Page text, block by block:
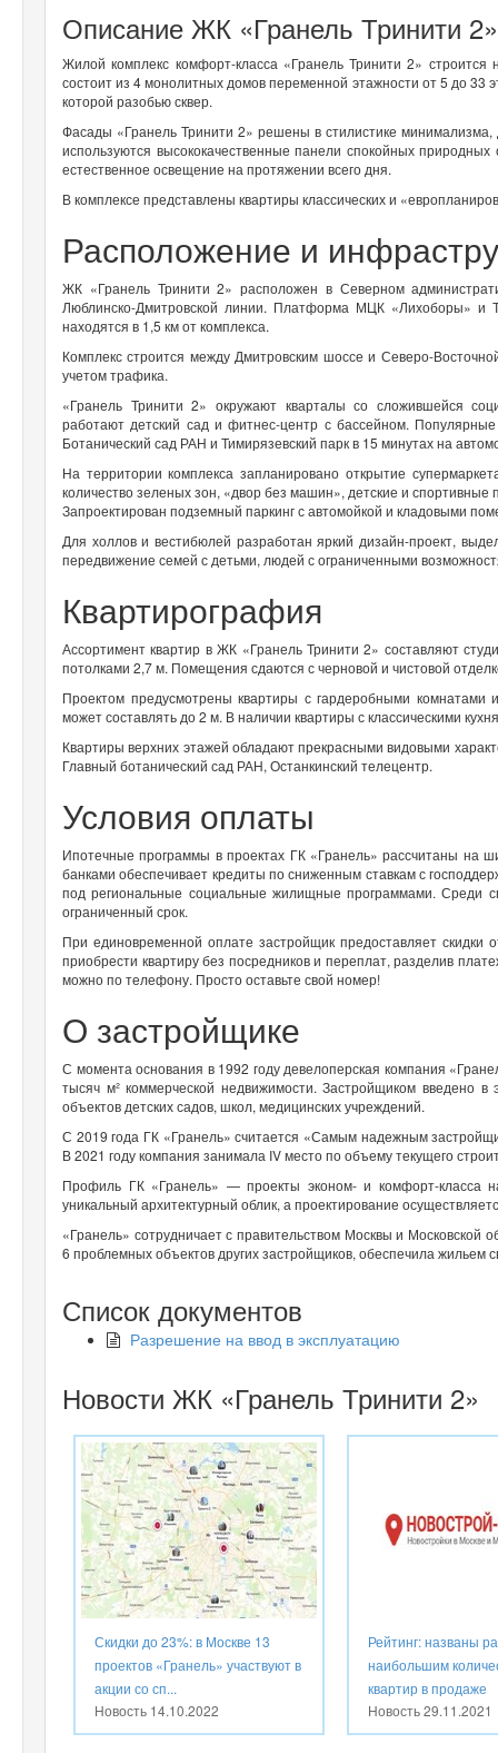
Описание ЖК «Гранель Тринити 2»
Жилой комплекс комфорт-класса «Гранель Тринити 2»
состоит из 4 монолитных домов переменной этажности от 5 до 33
которой разобью сквер.
Фасады «Гранель Тринити 2» решены в стилистике минимализма,
используются высококачественные панели спокойных
естественное освещение на протяжении всего дня.
В комплексе представлены квартиры классических и
Расположение и
ЖК «Гранель Тринити 2» расположен в Северном
Люблинско-Дмитровской линии. Платформа МЦК «Лихоборы»
находятся в 1,5 км от комплекса.
Комплекс строится между Дмитровским шоссе и Северо-
учетом трафика.
«Гранель Тринити 2» окружают кварталы со сложившейся
работают детский сад и фитнес-центр с бассейном.
Ботанический сад РАН и Тимирязевский парк в 15 минутах на
На территории комплекса запланировано открытие
количество зеленых зон, «двор без машин», детские и
Запроектирован подземный паркинг с автомойкой и кладовыми
Для холлов и вестибюлей разработан яркий дизайн-проект,
передвижение семей с детьми, людей с ограниченными
Квартирография
Ассортимент квартир в ЖК «Гранель Тринити 2» составляют
потолками 2,7 м. Помещения сдаются с черновой и чистовой
Проектом предусмотрены квартиры с гардеробными
может составлять до 2 м. В наличии квартиры с классическими
Квартиры верхних этажей обладают прекрасными видовыми
Главный ботанический сад РАН, Останкинский телецентр.
Условия оплаты
Ипотечные программы в проектах ГК «Гранель» рассчитаны на
банками обеспечивает кредиты по сниженным ставкам с
под региональные социальные жилищные программами. Среди
ограниченный срок.
При единовременной оплате застройщик предоставляет скидки
приобрести квартиру без посредников и переплат, разделив
можно по телефону. Просто оставьте свой номер!
О застройщике
С момента основания в 1992 году девелоперская компания
тысяч м² коммерческой недвижимости. Застройщиком
объектов детских садов, школ, медицинских учреждений.
С 2019 года ГК «Гранель» считается «Самым надежным
В 2021 году компания занимала IV место по объему текущего
Профиль ГК «Гранель» — проекты эконом- и комфорт-класса
уникальный архитектурный облик, а проектирование
«Гранель» сотрудничает с правительством Москвы и
6 проблемных объектов других застройщиков, обеспечила жильем
Список документов
Разрешение на ввод в эксплуатацию
Новости ЖК «Гранель Тринити 2»
Скидки до 23%: в Москве 13
проектов «Гранель» участвуют в
акции со сп...
Новость 14.10.2022
Рейтинг: названы
наибольшим
квартир в продаже
Новость29.11.2021